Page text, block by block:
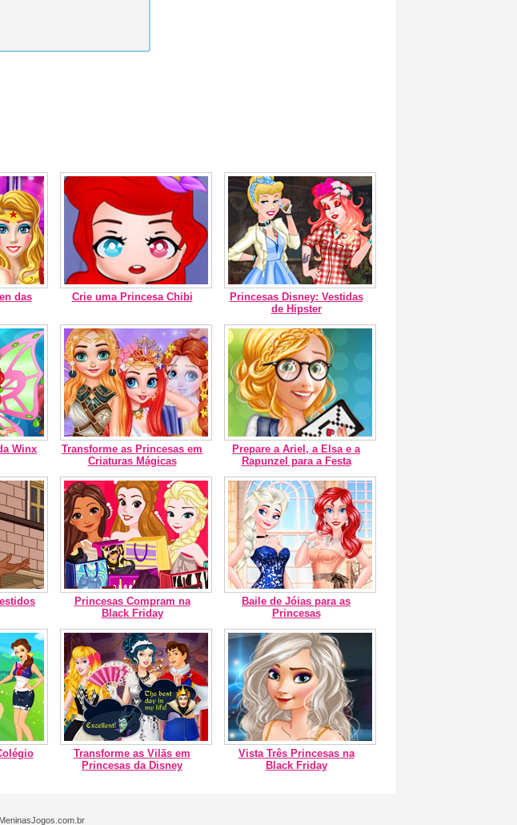
das
Crie uma Princesa Chibi
Princesas Disney: Vestidas
de Hipster
Winx
Transforme as Princesas em
Criaturas Mágicas
Prepare a Ariel, a Elsa e a
Rapunzel para a Festa
Princesas Compram na
Black Friday
Baile de Jóias para as
Princesas
Transforme as Vilãs em
Princesas da Disney
Vista Três Princesas na
Black Friday